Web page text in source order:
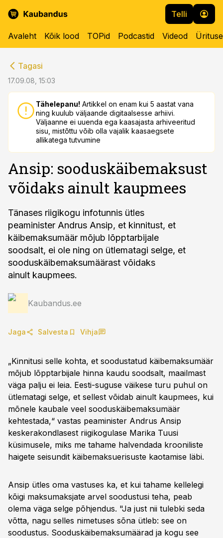
Telli
Avaleht Kõik lood TOPid Podcastid Videod
Tagasi
17.09.08, 15:03
Tähelepanu! Artikkel on enam kui 5 aastat vana
ning kuulub väljaande digitaalsesse arhiivi.
Väljaanne ei uuenda ega kaasajasta arhiveeritud
sisu, mistõttu võib olla vajalik kaasaegsete
allikatega tutvumine
Ansip: sooduskäibemaksust
võidaks ainult kaupmees
Tänases riigikogu infotunnis ütles
peaminister Andrus Ansip, et kinnitust, et
käibemaksumäär mõjub lõpptarbijale
soodsalt, ei ole ning on ütlematagi selge, et
sooduskäibemaksumäärast võidaks
ainult kaupmees.
Kaubandus.ee
Jaga Salvesta Vihja
„Kinnitusi selle kohta, et soodustatud käibemaksumäär
mõjub lõpptarbijale hinna kaudu soodsalt, maailmast
väga palju ei leia. Eesti-suguse väikese turu puhul on
ütlematagi selge, et sellest võidab ainult kaupmees, kui
mõnele kaubale veel sooduskäibemaksumäär
kehtestada,“ vastas peaminister Andrus Ansip
keskerakondlasest riigikogulase Marika Tuusi
küsimusele, miks me tahame halvendada krooniliste
haigete seisundit käibemaksuerisuste kaotamise läbi.
Ansip ütles oma vastuses ka, et kui tahame kellelegi
kõigi maksumaksjate arvel soodustusi teha, peab
olema väga selge põhjendus. "Ja just nii tulebki seda
võtta, nagu selles nimetuses sõna ütleb: see on
soodustus. Sooduskäibemaksumäärad ja kogu see